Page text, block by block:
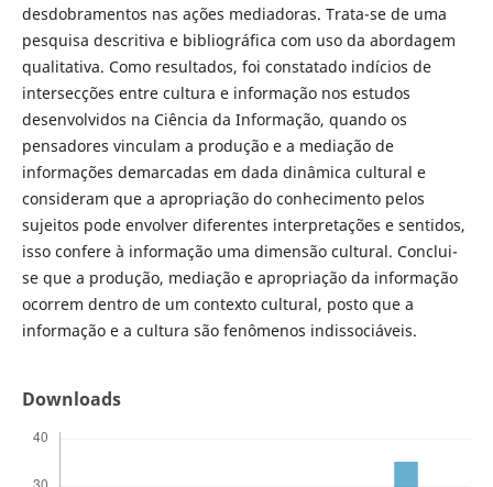
desdobramentos nas ações mediadoras. Trata-se de uma
pesquisa descritiva e bibliográfica com uso da abordagem
qualitativa. Como resultados, foi constatado indícios de
intersecções entre cultura e informação nos estudos
desenvolvidos na Ciência da Informação, quando os
pensadores vinculam a produção e a mediação de
informações demarcadas em dada dinâmica cultural e
consideram que a apropriação do conhecimento pelos
sujeitos pode envolver diferentes interpretações e sentidos,
isso confere à informação uma dimensão cultural. Conclui-
se que a produção, mediação e apropriação da informação
ocorrem dentro de um contexto cultural, posto que a
informação e a cultura são fenômenos indissociáveis.
Downloads